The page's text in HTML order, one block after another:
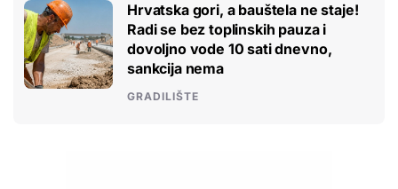
Hrvatska gori, a bauštela ne staje!
Radi se bez toplinskih pauza i
dovoljno vode 10 sati dnevno,
sankcija nema
GRADILIŠTE